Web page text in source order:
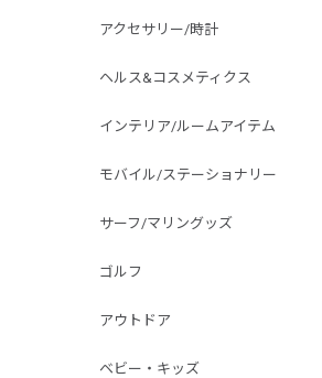
アクセサリー/時計
ヘルス&コスメティクス
インテリア/ルームアイテム
モバイル/ステーショナリー
サーフ/マリングッズ
ゴルフ
アウトドア
ベビー・キッズ